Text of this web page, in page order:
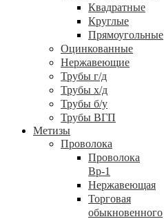
Квадратные
Круглые
Прямоугольные
Оцинкованные
Нержавеющие
Трубы г/д
Трубы х/д
Трубы б/у
Трубы ВГП
Метизы
Проволока
Проволока
Вр-1
Нержавеющая
Торговая
обыкновенного